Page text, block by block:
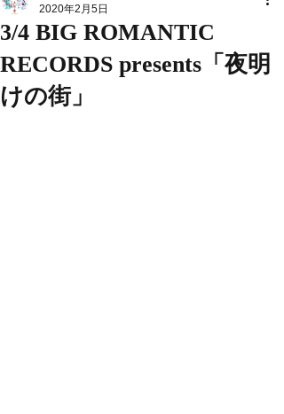
3/4 BIG ROMANTIC
RECORDS presents「夜明
けの街」
2020年2月5日